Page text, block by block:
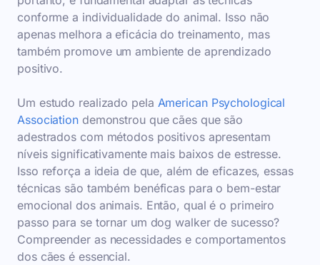
conforme a individualidade do animal. Isso não
apenas melhora a eficácia do treinamento, mas
também promove um ambiente de aprendizado
positivo.
Um estudo realizado pela American Psychological
Associationdemonstrou que cães que são
adestrados com métodos positivos apresentam
níveis significativamente mais baixos de estresse.
Isso reforça a ideia de que, além de eficazes, essas
técnicas são também benéficas para o bem-estar
emocional dos animais. Então, qual é o primeiro
passo para se tornar um dog walker de sucesso?
Compreender as necessidades e comportamentos
dos cães é essencial.